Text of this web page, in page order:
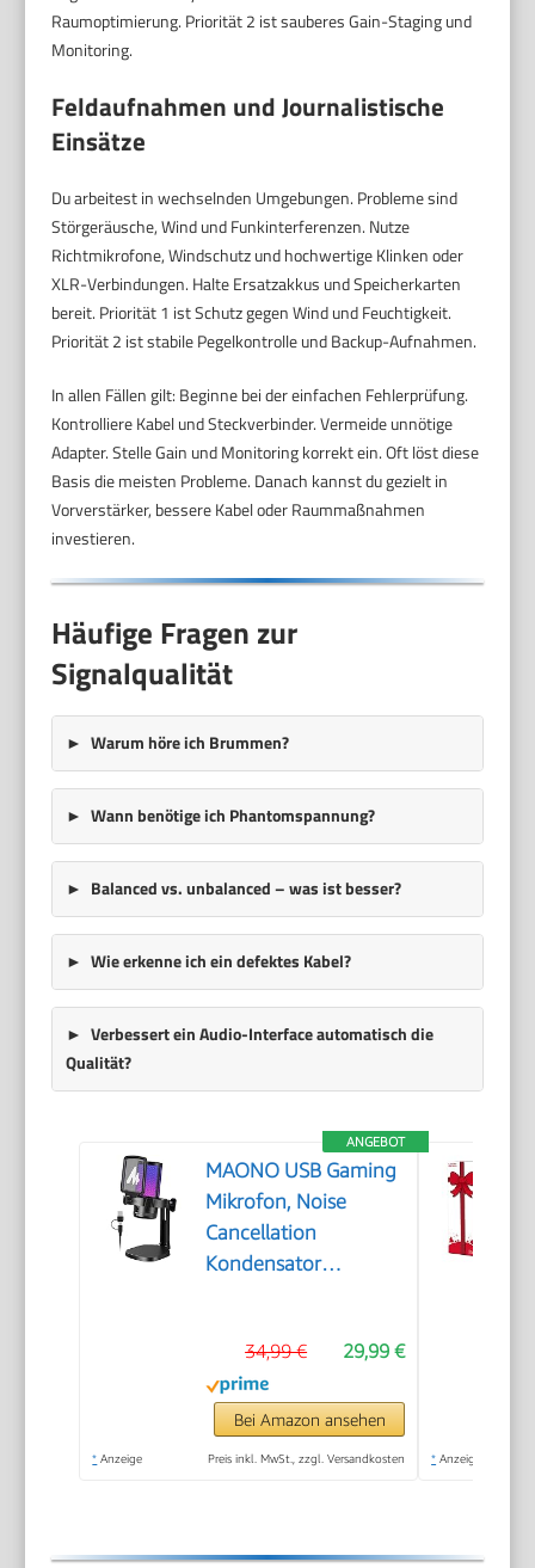
Raumoptimierung. Priorität 2 ist sauberes Gain-Staging und
Monitoring.
Feldaufnahmen und Journalistische
Einsätze
Du arbeitest in wechselnden Umgebungen. Probleme sind
Störgeräusche, Wind und Funkinterferenzen. Nutze
Richtmikrofone, Windschutz und hochwertige Klinken oder
XLR-Verbindungen. Halte Ersatzakkus und Speicherkarten
bereit. Priorität 1 ist Schutz gegen Wind und Feuchtigkeit.
Priorität 2 ist stabile Pegelkontrolle und Backup-Aufnahmen.
In allen Fällen gilt: Beginne bei der einfachen Fehlerprüfung.
Kontrolliere Kabel und Steckverbinder. Vermeide unnötige
Adapter. Stelle Gain und Monitoring korrekt ein. Oft löst diese
Basis die meisten Probleme. Danach kannst du gezielt in
Vorverstärker, bessere Kabel oder Raummaßnahmen
investieren.
Häufige Fragen zur
Signalqualität
Warum höre ich Brummen?
Wann benötige ich Phantomspannung?
Balanced vs. unbalanced – was ist besser?
Wie erkenne ich ein defektes Kabel?
Verbessert ein Audio-Interface automatisch die
Qualität?
ANGEBOT
MAONO USB Gaming
Mikrofon, Noise
Cancellation
Kondensator
Pop-Filter für
Streaming, Podcast,
Twitch, YouTube,
Discord, PC,
29,99 €
34,99 €
Bei Amazon ansehen
* Anzeige Preis inkl. MwSt., zzgl. Versandkosten * Anzeige